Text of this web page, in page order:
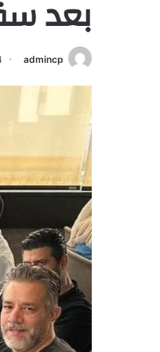
بعد
admincp